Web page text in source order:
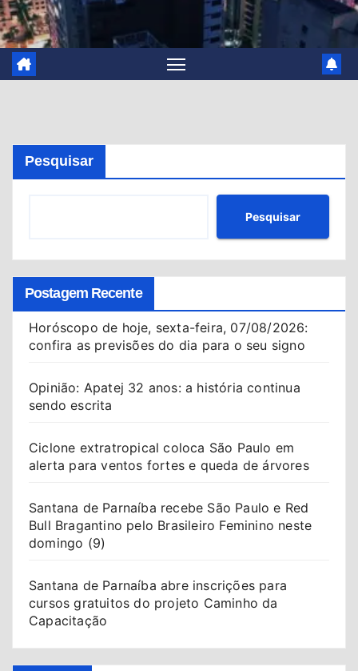
Pesquisar
Pesquisar
Postagem Recente
Horóscopo de hoje, sexta-feira, 07/08/2026:
confira as previsões do dia para o seu signo
Opinião: Apatej 32 anos: a história continua
sendo escrita
Ciclone extratropical coloca São Paulo em
alerta para ventos fortes e queda de árvores
Santana de Parnaíba recebe São Paulo e Red
Bull Bragantino pelo Brasileiro Feminino neste
domingo (9)
Santana de Parnaíba abre inscrições para
cursos gratuitos do projeto Caminho da
Capacitação